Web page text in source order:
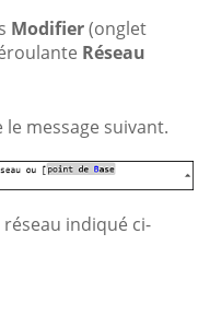
Modifier(onglet
Réseau
message suivant.
indiqué ci-